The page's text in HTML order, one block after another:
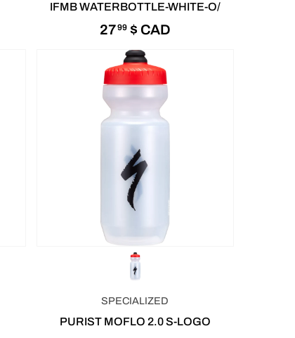
IFMB WATERBOTTLE-WHITE-O/
2799$ CAD
SPECIALIZED
PURIST MOFLO 2.0 S-LOGO